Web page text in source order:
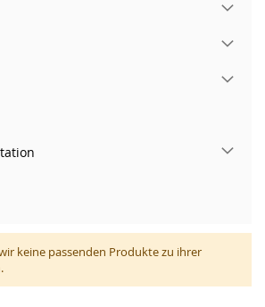
keine passenden Produkte zu ihrer